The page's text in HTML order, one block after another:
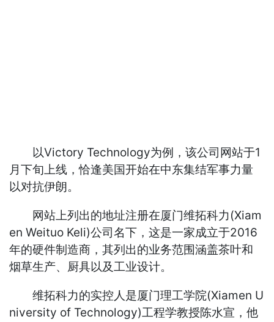
以Victory Technology为例，该公司网站于1
月下旬上线，恰逢美国开始在中东集结军事力量
以对抗伊朗。
网站上列出的地址注册在厦门维拓科力(Xiam
en Weituo Keli)公司名下，这是一家成立于2016
年的硬件制造商，其列出的业务范围涵盖茶叶和
烟草生产、厨具以及工业设计。
维拓科力的实控人是厦门理工学院(Xiamen U
niversity of Technology)工程学教授陈水宣，他